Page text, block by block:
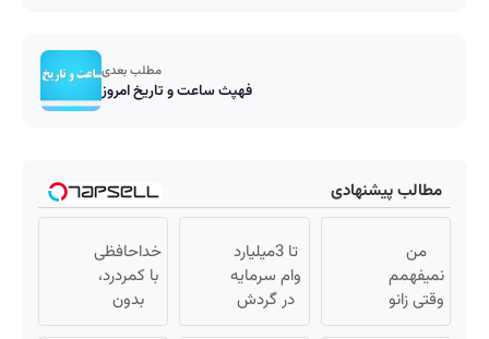
مطلب بعدی
فهپث ساعت و تاریخ امروز
مطالب پیشنهادی
من
نمیفهمم
وقتی زانو
درد
تا 3میلیارد
وام سرمایه
در گردش
فروشندگان
خداحافظی
با کمردرد،
بدون
قرص و